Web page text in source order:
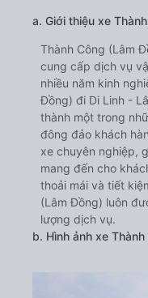
a. Giới thiệu xe
Thành Công (Lâm
cung cấp dịch vụ
nhiều năm kinh
Đồng) đi Di Linh -
thành một trong
đông đảo khách
xe chuyên nghiệp,
mang đến cho
thoải mái và tiết
(Lâm Đồng) luôn
lượng dịch vụ.
b. Hình ảnh xe